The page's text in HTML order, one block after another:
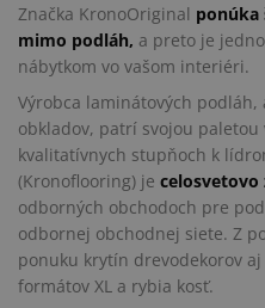
Značka KronoOriginal ponúka
mimo podláh, a preto je
nábytkom vo vašom interiéri.
Výrobca laminátových
obkladov, patrí svojou paletou
kvalitatívnych stupňoch k
(Kronoflooring) je celosvetovo
odborných obchodoch pre
odbornej obchodnej siete. Z
ponuku krytín drevodekorov
formátov XL a rybia kosť.